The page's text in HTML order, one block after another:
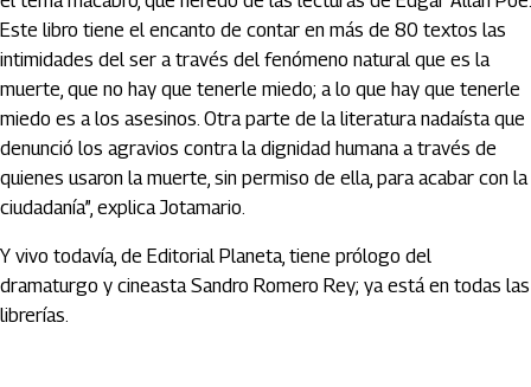
Este libro tiene el encanto de contar en más de 80 textos las
intimidades del ser a través del fenómeno natural que es la
muerte, que no hay que tenerle miedo; a lo que hay que tenerle
miedo es a los asesinos. Otra parte de la literatura nadaísta que
denunció los agravios contra la dignidad humana a través de
quienes usaron la muerte, sin permiso de ella, para acabar con la
ciudadanía”, explica Jotamario.
Y vivo todavía, de Editorial Planeta, tiene prólogo del
dramaturgo y cineasta Sandro Romero Rey; ya está en todas las
librerías.